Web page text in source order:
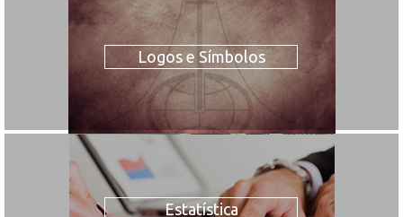
Logos e Símbolos
Estatística